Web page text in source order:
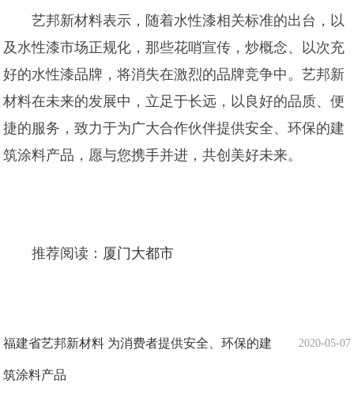
艺邦新材料表示，随着水性漆相关标准的出台，以
及水性漆市场正规化，那些花哨宣传，炒概念、以次充
好的水性漆品牌，将消失在激烈的品牌竞争中。艺邦新
材料在未来的发展中，立足于长远，以良好的品质、便
捷的服务，致力于为广大合作伙伴提供安全、环保的建
筑涂料产品，愿与您携手并进，共创美好未来。
推荐阅读： 厦门大都市
2020-05-07
福建省艺邦新材料 为消费者提供安全、环保的建
筑涂料产品